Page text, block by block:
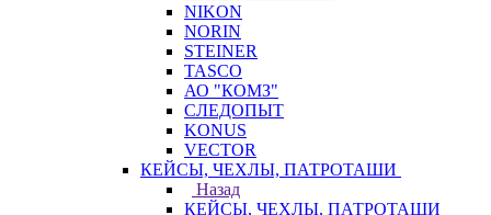
NIKON
NORIN
STEINER
TASCO
АО "КОМЗ"
СЛЕДОПЫТ
KONUS
VECTOR
КЕЙСЫ, ЧЕХЛЫ, ПАТРОТАШИ
Назад
КЕЙСЫ, ЧЕХЛЫ, ПАТРОТАШИ